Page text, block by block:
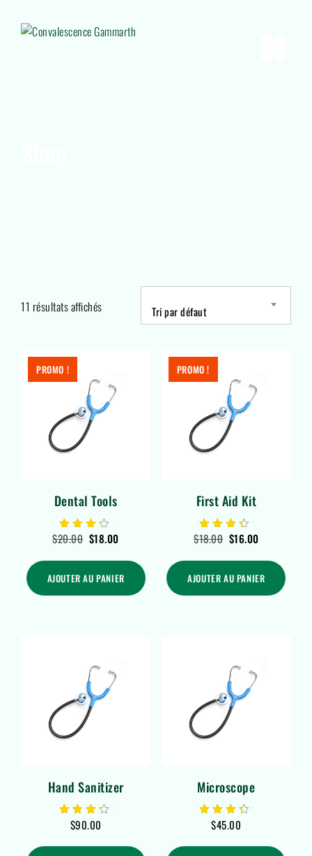
11 résultats affichés Tri par défaut
PROMO !
Dental Tools
Note
4.00
$20.00 $18.00
AJOUTER AU PANIER
PROMO !
First Aid Kit
Note
4.00
$18.00 $16.00
AJOUTER AU PANIER
Hand Sanitizer
Note
4.00
$90.00
Microscope
Note
4.00
$45.00